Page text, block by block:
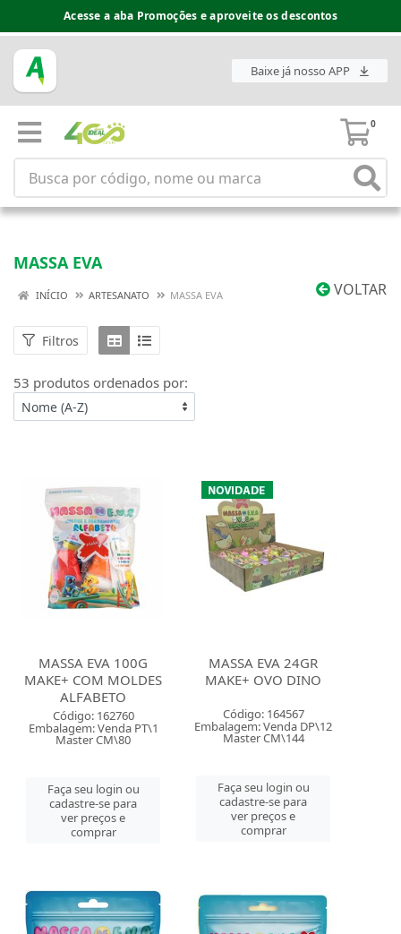
Espaço do Fornecedor disponível no acesso superior
Baixe já nosso APP
0
MASSA EVA
VOLTAR
INÍCIO ARTESANATO MASSA EVA
Filtros
53 produtos ordenados por:
MASSA EVA 100G
MAKE+ COM MOLDES
ALFABETO
Código: 162760
Embalagem: Venda PT\1
Master CM\80
Faça seu login ou
cadastre-se para
ver preços e
comprar
MASSA EVA 24GR
MAKE+ OVO DINO
Código: 164567
Embalagem: Venda DP\12
Master CM\144
Faça seu login ou
cadastre-se para
ver preços e
comprar